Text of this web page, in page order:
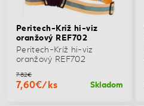
Peritech-Kríž hi-viz
oranžový REF702
Peritech-Kríž hi-viz
oranžový REF702
7,82€
7,60€/ks Skladom